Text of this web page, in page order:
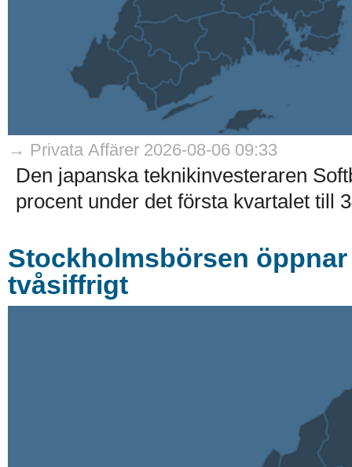
→ Privata Affärer 2026-08-06 09:33
Den japanska teknikinvesteraren
procent under det första kvartalet till
Stockholmsbörsen
tvåsiffrigt